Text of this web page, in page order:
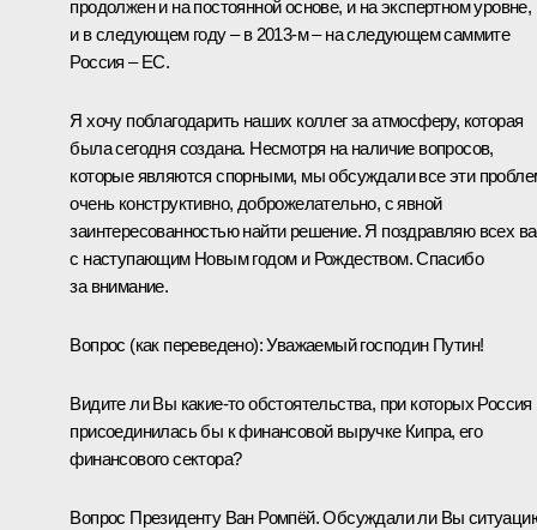
продолжен и на постоянной основе, и на экспертном уровне,
и в следующем году – в 2013-м – на следующем саммите
Россия – ЕС.
Я хочу поблагодарить наших коллег за атмосферу, которая
была сегодня создана. Несмотря на наличие вопросов,
которые являются спорными, мы обсуждали все эти
очень конструктивно, доброжелательно, с явной
заинтересованностью найти решение. Я поздравляю всех
с наступающим Новым годом и Рождеством. Спасибо
за внимание.
Вопрос (как переведено):Уважаемый господин Путин!
Видите ли Вы какие‑то обстоятельства, при которых Россия
присоединилась бы к финансовой выручке Кипра, его
финансового сектора?
Вопрос Президенту Ван Ромпёй. Обсуждали ли Вы